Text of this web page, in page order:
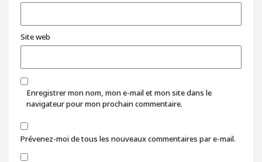
Site web
Enregistrer mon nom, mon e-mail et mon site dans le
navigateur pour mon prochain commentaire.
Prévenez-moi de tous les nouveaux commentaires par e-mail.